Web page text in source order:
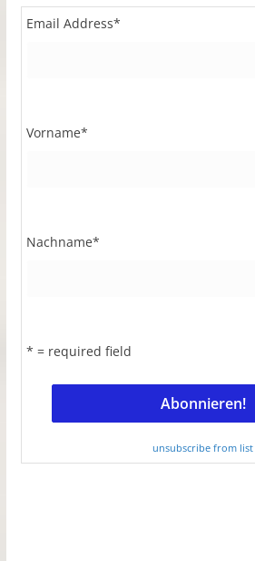
Email Address*
Vorname*
Nachname*
* = required field
unsubscribe from list